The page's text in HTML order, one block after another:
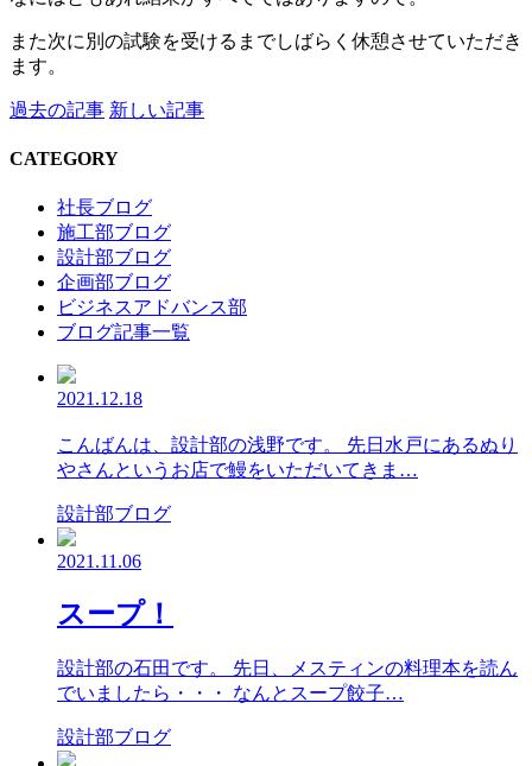
また次に別の試験を受けるまでしばらく休憩させていただき
ます。
過去の記事 新しい記事
CATEGORY
社長ブログ
施工部ブログ
設計部ブログ
企画部ブログ
ビジネスアドバンス部
ブログ記事一覧
2021.12.18
こんばんは、設計部の浅野です。 先日水戸にあるぬり
やさんというお店で鰻をいただいてきま…
設計部ブログ
2021.11.06
スープ！
設計部の石田です。 先日、メスティンの料理本を読ん
でいましたら・・・ なんとスープ餃子…
設計部ブログ